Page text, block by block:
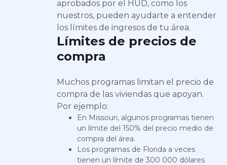
aprobados por el HUD, como los
nuestros, pueden ayudarte a entender
los límites de ingresos de tu área.
Límites de precios de
compra
Muchos programas limitan el precio de
compra de las viviendas que apoyan.
Por ejemplo:
En Missouri, algunos programas tienen
un límite del 150% del precio medio de
compra del área.
Los programas de Florida a veces
tienen un límite de 300 000 dólares